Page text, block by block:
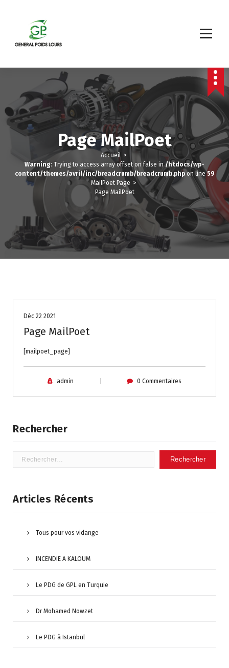
c
Page MailPoet
Accueil >
Warning: Trying to access array offset on false in/htdocs/wp-
content/themes/avril/inc/breadcrumb/breadcrumb.phpon line59
MailPoet Page >
Page MailPoet
Déc 22 2021
Page MailPoet
[mailpoet_page]
admin 0 Commentaires
Rechercher
Rechercher :
Articles Récents
Tous pour vos vidange
INCENDIE A KALOUM
Le PDG de GPL en Turquie
Dr Mohamed Nowzet
Le PDG à Istanbul